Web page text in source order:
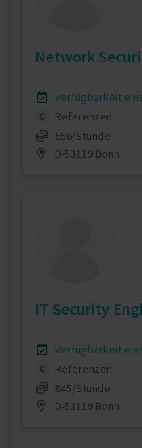
Network
Verfügbarkeit
0
Referenzen
€56/Stunde
D-53119 Bonn
IT Security
Verfügbarkeit
0
Referenzen
€45/Stunde
D-53119 Bonn